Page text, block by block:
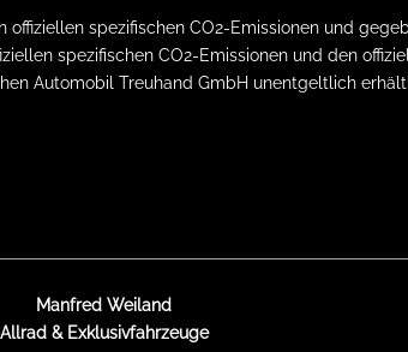
spezifischen CO2-Emissionen und
spezifischen CO2-Emissionen und den
Automobil Treuhand GmbH unentgeltlich
Manfred Weiland
Allrad & Exklusivfahrzeuge